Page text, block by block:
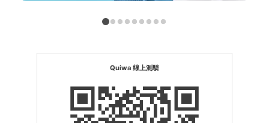
Quiwa 線上測驗